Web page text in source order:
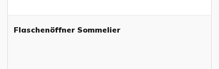
Flaschenöffner Sommelier